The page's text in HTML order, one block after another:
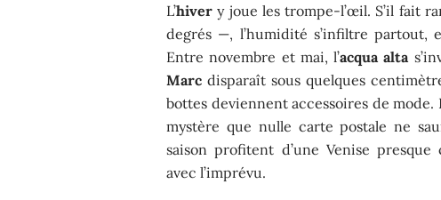
L’hiver y joue les trompe-l’œil. S’il fait
degrés —, l’humidité s’infiltre partout,
Entre novembre et mai, l’acqua alta
Marc disparaît sous quelques
bottes deviennent accessoires de
mystère que nulle carte postale ne
saison profitent d’une Venise
avec l’imprévu.